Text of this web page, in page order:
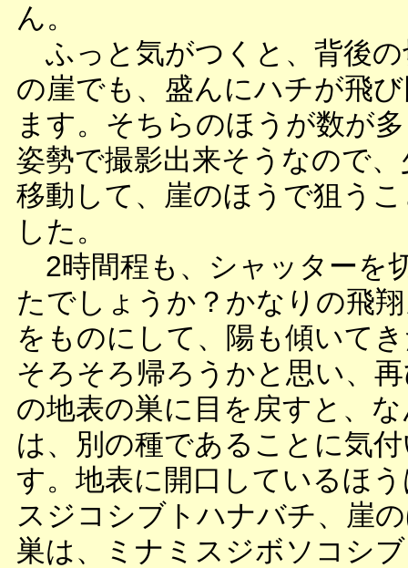
ん。
ふっと気がつくと、背後の
の崖でも、盛んにハチが飛
ます。そちらのほうが数が
姿勢で撮影出来そうなので
移動して、崖のほうで狙う
した。
2時間程も、シャッターを
たでしょうか？かなりの飛
をものにして、陽も傾いて
そろそろ帰ろうかと思い、
の地表の巣に目を戻すと、
は、別の種であることに気
す。地表に開口しているほ
スジコシブトハナバチ、崖
巣は、ミナミスジボソコシ